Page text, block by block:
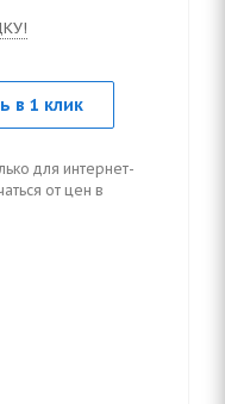
в 1 клик
для интернет-
от цен в